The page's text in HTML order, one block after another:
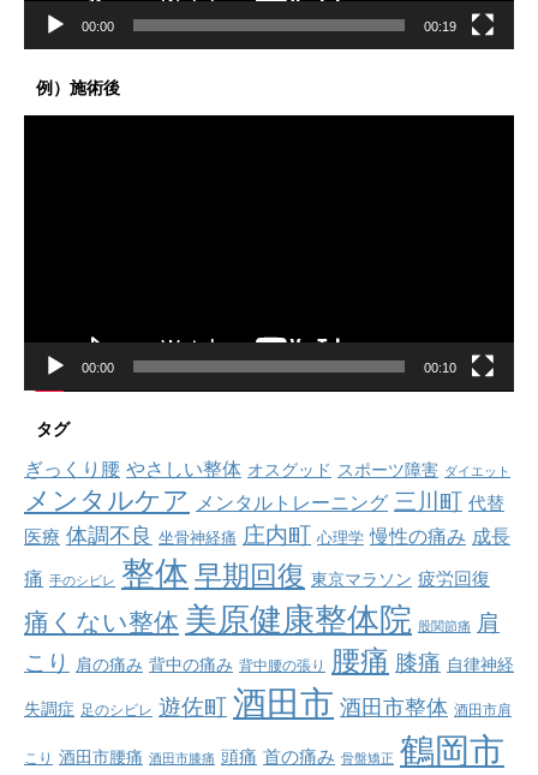
00:00 00:19
例）施術後
00:00 00:10
タグ
ぎっくり腰 やさしい整体 オスグッド スポーツ障害 ダイエット
メンタルケア メンタルトレーニング 三川町 代替
医療 体調不良 坐骨神経痛 庄内町 心理学 慢性の痛み 成長
痛 手のシビレ 整体 早期回復 東京マラソン 疲労回復
痛くない整体 美原健康整体院 股関節痛 肩
こり 肩の痛み 背中の痛み 背中腰の張り 腰痛 膝痛 自律神経
失調症 足のシビレ 遊佐町 酒田市 酒田市整体 酒田市肩
こり 酒田市腰痛 酒田市膝痛 頭痛 首の痛み 骨盤矯正 鶴岡市